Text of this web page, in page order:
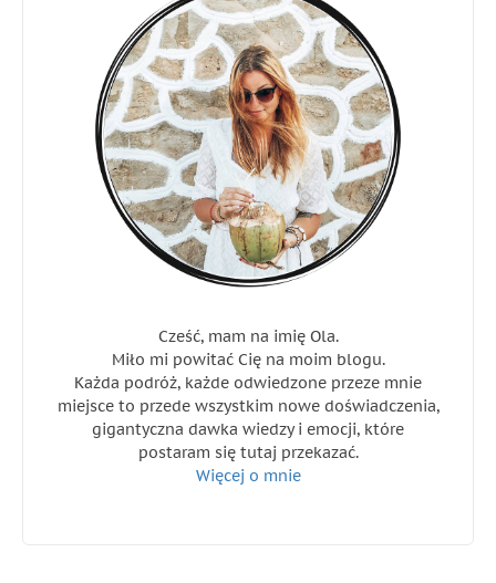
Cześć, mam na imię Ola.
Miło mi powitać Cię na moim blogu.
Każda podróż, każde odwiedzone przeze mnie
miejsce to przede wszystkim nowe doświadczenia,
gigantyczna dawka wiedzy i emocji, które
postaram się tutaj przekazać.
Więcej o mnie